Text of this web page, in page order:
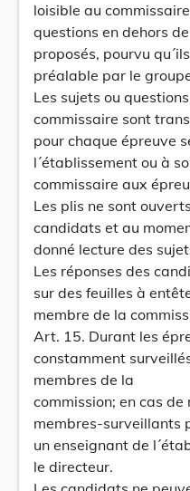
loisible au
questions en dehors
proposés, pourvu
préalable par le
Les sujets ou
commissaire sont
pour chaque épreuve
l´établissement ou à
commissaire aux
Les plis ne sont
candidats et au
donné lecture des
Les réponses des
sur des feuilles à
membre de la
Art. 15. Durant les
constamment
membres de la
commission; en cas de
membres-surveillants
un enseignant de
le directeur.